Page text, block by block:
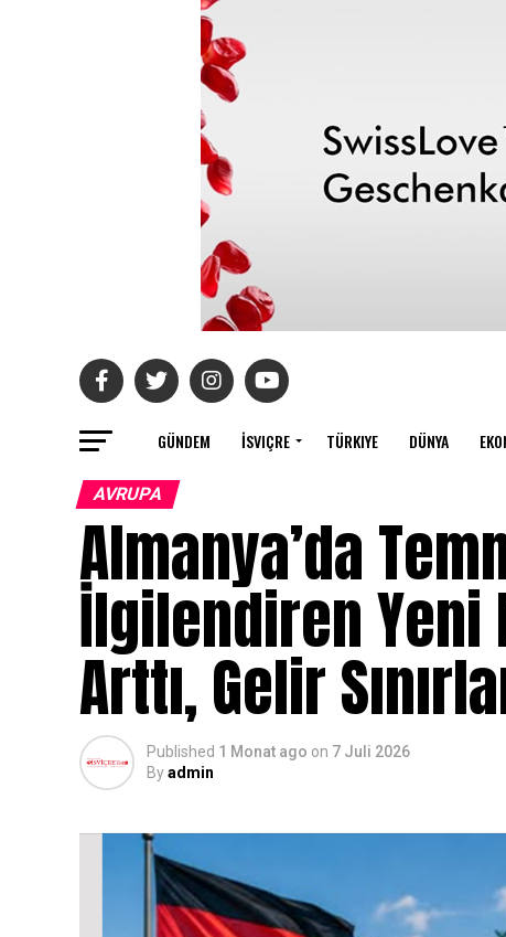
GÜNDEM İSVIÇRE TÜRKIYE DÜNYA
AVRUPA
Almanya’da
İlgilendiren Yeni
Arttı, Gelir
Published 1 Monat ago on 7 Juli 2026
Byadmin